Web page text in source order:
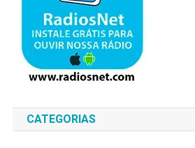
CATEGORIAS